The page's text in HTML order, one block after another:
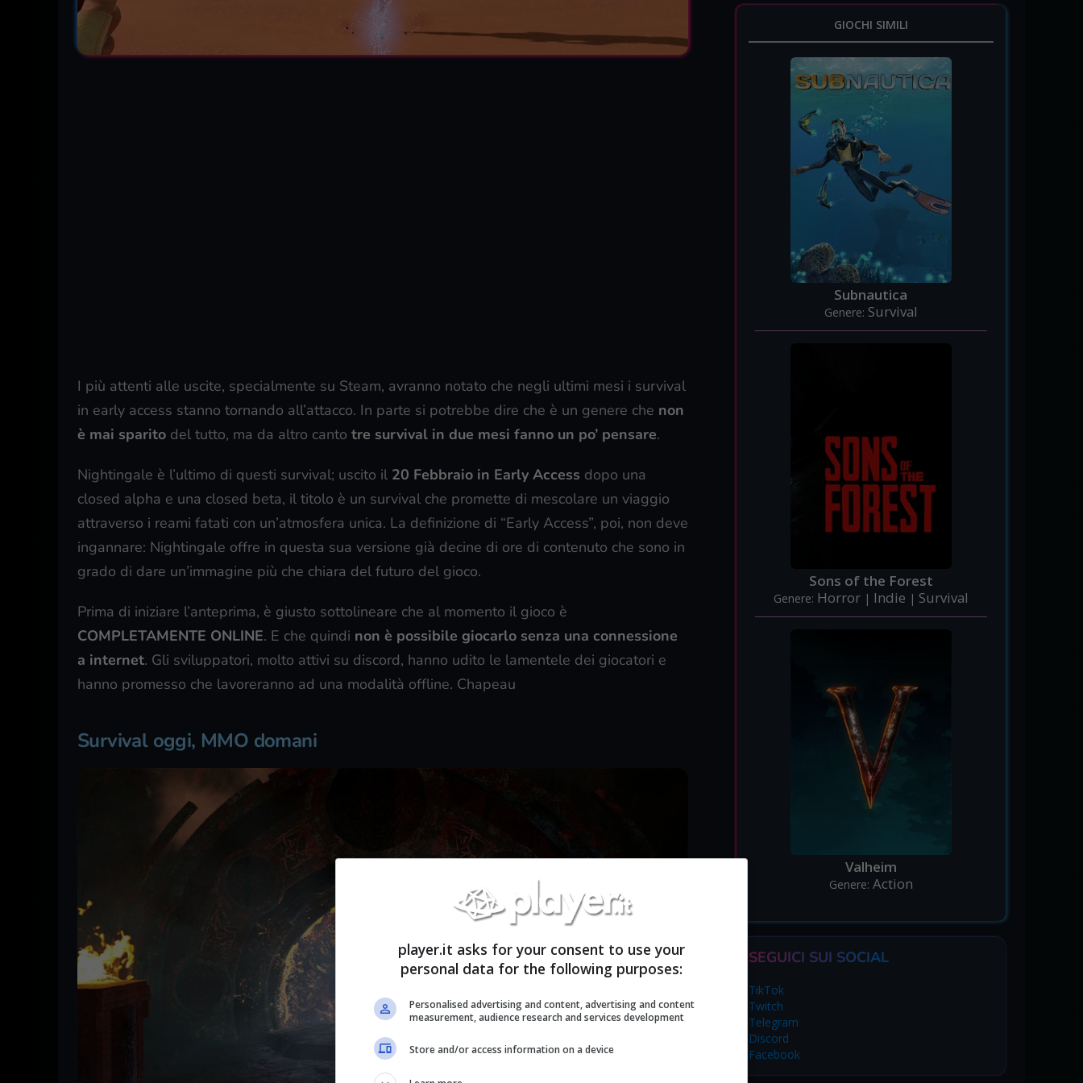
I più attenti alle uscite, specialmente su Steam, avranno notato che negli ultimi mesi i survival
in early access stanno tornando all’attacco. In parte si potrebbe dire che è un genere che non
è mai sparito del tutto, ma da altro canto tre survival in due mesi fanno un po’ pensare.
Nightingale è l’ultimo di questi survival; uscito il 20 Febbraio in Early Access dopo una
closed alpha e una closed beta, il titolo è un survival che promette di mescolare un viaggio
attraverso i reami fatati con un’atmosfera unica. La definizione di “Early Access”, poi, non deve
ingannare: Nightingale offre in questa sua versione già decine di ore di contenuto che sono in
grado di dare un’immagine più che chiara del futuro del gioco.
Prima di iniziare l’anteprima, è giusto sottolineare che al momento il gioco è
COMPLETAMENTE ONLINE. E che quindi non è possibile giocarlo senza una connessione
a internet. Gli sviluppatori, molto attivi su discord, hanno udito le lamentele dei giocatori e
hanno promesso che lavoreranno ad una modalità offline. Chapeau
Survival oggi, MMO domani
GIOCHI SIMILI
Subnautica
Genere: Survival
Sons of the Forest
Genere: Horror| Indie | Survival
Valheim
Genere: Action
SEGUICI SUI SOCIAL
TikTok
Twitch
Telegram
Discord
Facebook
player.it asks for your consent to use your
personal data for the following purposes:
Personalised advertising and content, advertising and content
measurement, audience research and services development
Store and/or access information on a device